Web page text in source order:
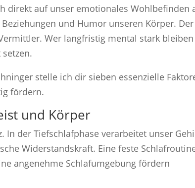
direkt auf unser emotionales Wohlbefinden
und Humor unseren Körper. Der
Wer langfristig mental stark bleiben
stelle ich dir sieben essenzielle
fördern.
und Körper
In der Tiefschlafphase verarbeitet unser
Widerstandskraft. Eine feste
angenehme Schlafumgebung fördern